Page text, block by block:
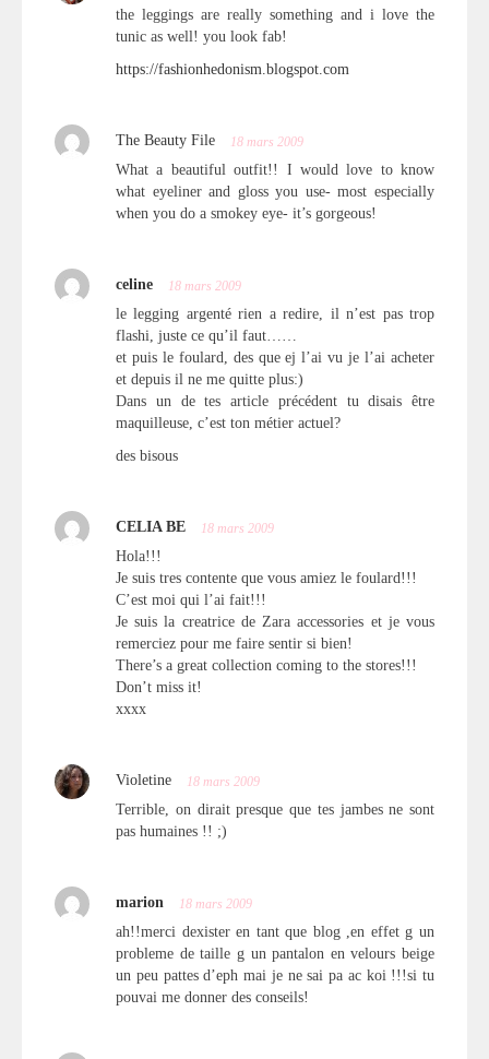
the leggings are really something and i love the
tunic as well! you look fab!
https://fashionhedonism.blogspot.com
The Beauty File 18 mars 2009
What a beautiful outfit!! I would love to know
what eyeliner and gloss you use- most especially
when you do a smokey eye- it’s gorgeous!
celine 18 mars 2009
le legging argenté rien a redire, il n’est pas trop
flashi, juste ce qu’il faut……
et puis le foulard, des que ej l’ai vu je l’ai acheter
et depuis il ne me quitte plus:)
Dans un de tes article précédent tu disais être
maquilleuse, c’est ton métier actuel?
des bisous
CELIA BE 18 mars 2009
Hola!!!
Je suis tres contente que vous amiez le foulard!!!
C’est moi qui l’ai fait!!!
Je suis la creatrice de Zara accessories et je vous
remerciez pour me faire sentir si bien!
There’s a great collection coming to the stores!!!
Don’t miss it!
xxxx
Violetine 18 mars 2009
Terrible, on dirait presque que tes jambes ne sont
pas humaines !! ;)
marion 18 mars 2009
ah!!merci dexister en tant que blog ,en effet g un
probleme de taille g un pantalon en velours beige
un peu pattes d’eph mai je ne sai pa ac koi !!!si tu
pouvai me donner des conseils!